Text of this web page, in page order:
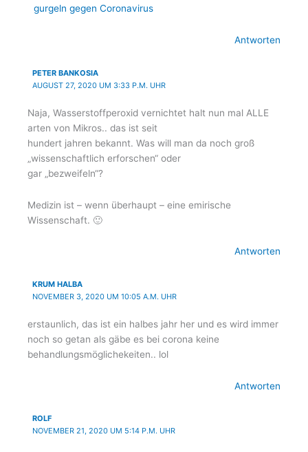
gurgeln gegen Coronavirus
Antworten
PETER BANKOSIA
AUGUST 27, 2020 UM 3:33 P.M. UHR
Naja, Wasserstoffperoxid vernichtet halt nun mal ALLE
arten von Mikros.. das ist seit
hundert jahren bekannt. Was will man da noch groß
„wissenschaftlich erforschen“ oder
gar „bezweifeln“?
Medizin ist – wenn überhaupt – eine emirische
Wissenschaft. 🙂
Antworten
KRUM HALBA
NOVEMBER 3, 2020 UM 10:05 A.M. UHR
erstaunlich, das ist ein halbes jahr her und es wird immer
noch so getan als gäbe es bei corona keine
behandlungsmöglichekeiten.. lol
Antworten
ROLF
NOVEMBER 21, 2020 UM 5:14 P.M. UHR